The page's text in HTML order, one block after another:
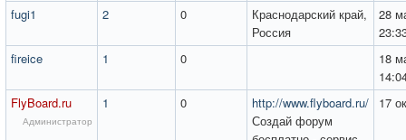
fugi1 2 0
Краснодарский край,
Россия
28
fireice
1 0
18
FlyBoard.ru
Администратор
1 0
http://www.flyboard.ru/
Создай форум
17